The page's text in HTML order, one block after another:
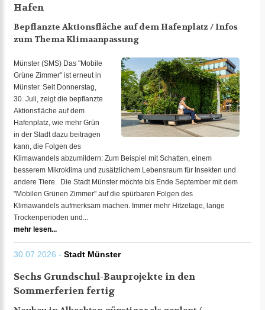
Hafen
Bepflanzte Aktionsfläche auf dem Hafenplatz / Infos
zum Thema Klimaanpassung
Münster (SMS) Das "Mobile
Grüne Zimmer" ist erneut in
Münster. Seit Donnerstag,
30. Juli, zeigt die bepflanzte
Aktionsfläche auf dem
Hafenplatz, wie mehr Grün
in der Stadt dazu beitragen
kann, die Folgen des
Klimawandels abzumildern: Zum Beispiel mit Schatten, einem
besserem Mikroklima und zusätzlichem Lebensraum für Insekten und
andere Tiere. Die Stadt Münster möchte bis Ende September mit dem
"Mobilen Grünen Zimmer" auf die spürbaren Folgen des
Klimawandels aufmerksam machen. Immer mehr Hitzetage, lange
Trockenperioden und...
mehr lesen...
30.07.2026 - Stadt Münster
Sechs Grundschul-Bauprojekte in den
Sommerferien fertig